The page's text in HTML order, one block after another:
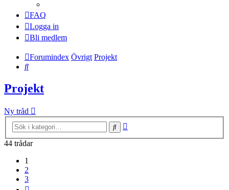
FAQ
Logga in
Bli medlem
Forumindex Övrigt Projekt
Sök
Projekt
Ny tråd
Sök
44 trådar
1
2
3